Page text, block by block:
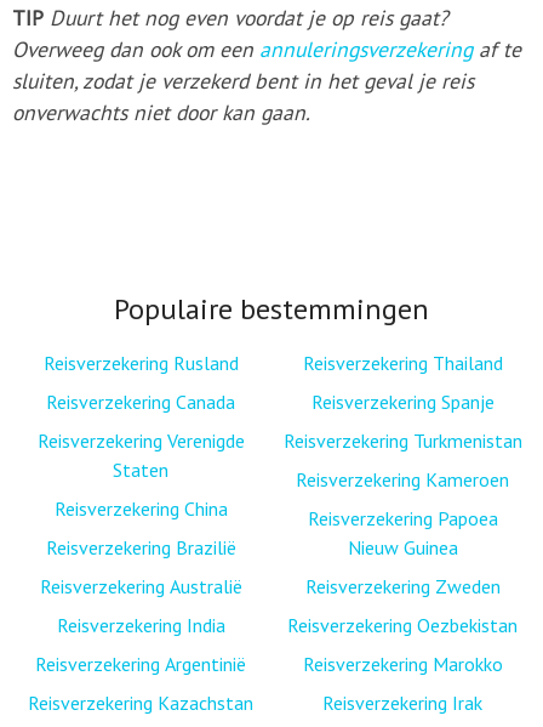
TIP Duurt het nog even voordat je op reis gaat?
Overweeg dan ook om een annuleringsverzekeringaf te
sluiten, zodat je verzekerd bent in het geval je reis
onverwachts niet door kan gaan.
Populaire bestemmingen
Reisverzekering Rusland
Reisverzekering Canada
Reisverzekering Verenigde
Staten
Reisverzekering China
Reisverzekering Brazilië
Reisverzekering Australië
Reisverzekering India
Reisverzekering Argentinië
Reisverzekering Kazachstan
Reisverzekering Thailand
Reisverzekering Spanje
Reisverzekering Turkmenistan
Reisverzekering Kameroen
Reisverzekering Papoea
Nieuw Guinea
Reisverzekering Zweden
Reisverzekering Oezbekistan
Reisverzekering Marokko
Reisverzekering Irak